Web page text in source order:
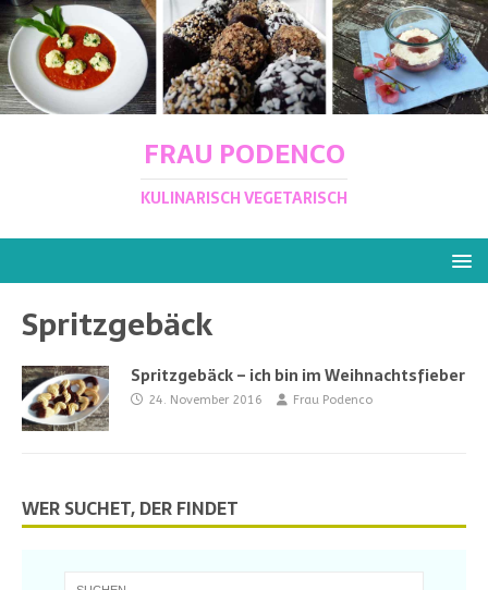
FRAU PODENCO
KULINARISCH VEGETARISCH
Spritzgebäck
Spritzgebäck – ich bin im Weihnachtsfieber
24. November 2016 Frau Podenco
WER SUCHET, DER FINDET